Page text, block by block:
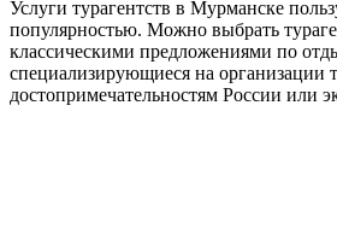
Услуги турагентств в Мурманске
популярностью. Можно выбрать
классическими предложениями по
специализирующиеся на организации
достопримечательностям России или